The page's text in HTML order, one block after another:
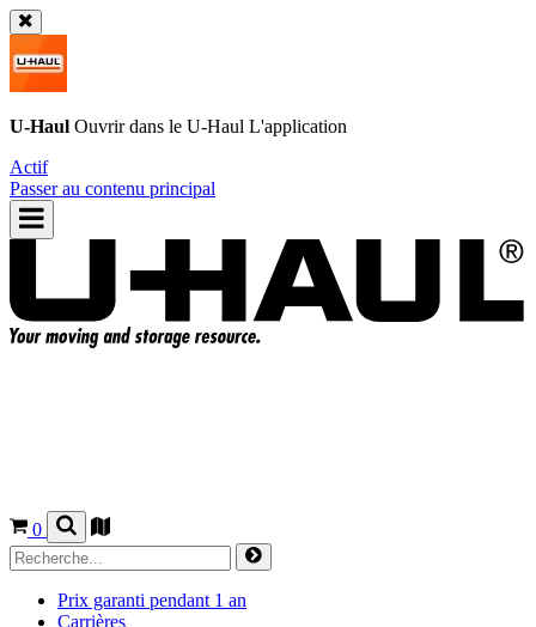
U-Haul Ouvrir dans le U-Haul L'application
Actif
Passer au contenu principal
0
Prix garanti pendant 1 an
Carrières